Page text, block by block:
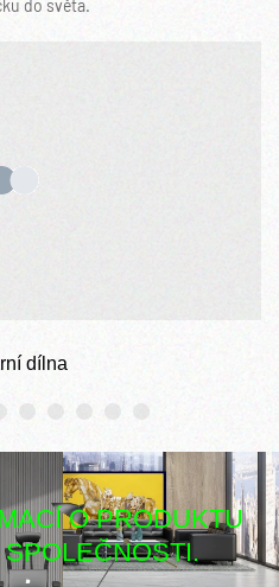
do světa.
dílna
O PRODUKTU